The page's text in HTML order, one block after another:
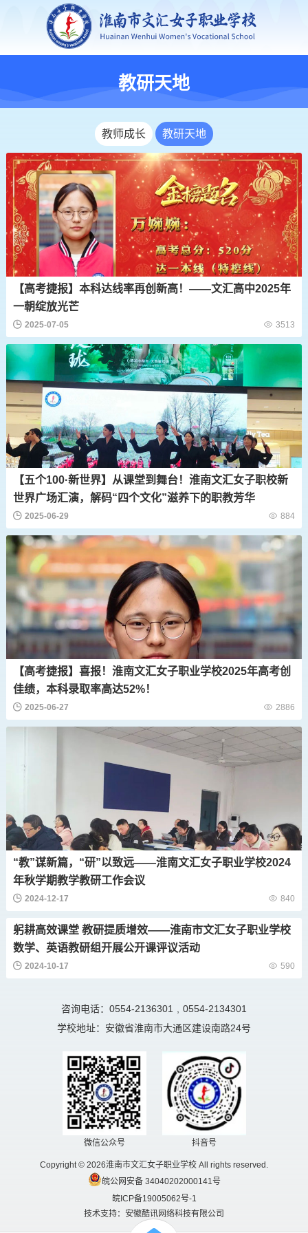
教研天地
教师成长 教研天地
【高考捷报】本科达线率再创新高！——文汇高中2025年
一朝绽放光芒
2025-07-05 3513
【五个100·新世界】从课堂到舞台！淮南文汇女子职校新
世界广场汇演，解码“四个文化”滋养下的职教芳华
2025-06-29 884
【高考捷报】喜报！淮南文汇女子职业学校2025年高考创
佳绩，本科录取率高达52%！
2025-06-27 2886
“教”谋新篇，“研”以致远——淮南文汇女子职业学校2024
年秋学期教学教研工作会议
2024-12-17 840
躬耕高效课堂 教研提质增效——淮南市文汇女子职业学校
数学、英语教研组开展公开课评议活动
2024-10-17 590
咨询电话：0554-2136301
0554-2134301
学校地址：安徽省淮南市大通区建设南路24号
微信公众号 抖音号
Copyright © 2026淮南市文汇女子职业学校 All rights reserved.
皖公网安备 34040202000141号
皖ICP备19005062号-1
技术支持：安徽酷讯网络科技有限公司